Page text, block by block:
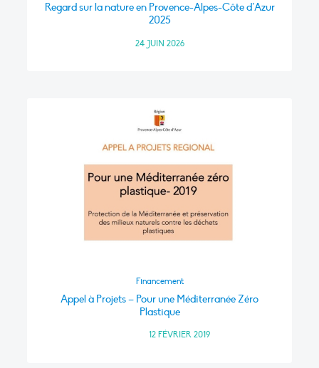
Regard sur la nature en Provence-Alpes-Côte d’Azur
2025
24 JUIN 2026
Financement
Appel à Projets – Pour une Méditerranée Zéro
Plastique
12 FÉVRIER 2019